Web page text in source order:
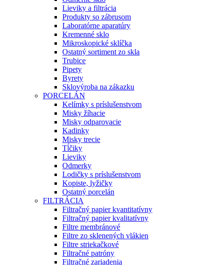
Lieviky a filtrácia
Produkty so zábrusom
Laboratórne aparatúry
Kremenné sklo
Mikroskopické sklíčka
Ostatný sortiment zo skla
Trubice
Pipety
Byrety
Sklovýroba na zákazku
PORCELÁN
Kelímky s príslušenstvom
Misky žíhacie
Misky odparovacie
Kadinky
Misky trecie
Tĺčiky
Lieviky
Odmerky
Lodičky s príslušenstvom
Kopiste, lyžičky
Ostatný porcelán
FILTRÁCIA
Filtračný papier kvantitatívny
Filtračný papier kvalitatívny
Filtre membránové
Filtre zo sklenených vlákien
Filtre striekačkové
Filtračné patróny
Filtračné zariadenia